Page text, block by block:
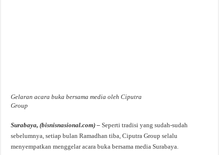
Gelaran acara buka bersama media oleh Ciputra
Group
Surabaya, (bisnisnasional.com) – Seperti tradisi yang sudah-sudah
sebelumnya, setiap bulan Ramadhan tiba, Ciputra Group selalu
menyempatkan menggelar acara buka bersama media Surabaya.